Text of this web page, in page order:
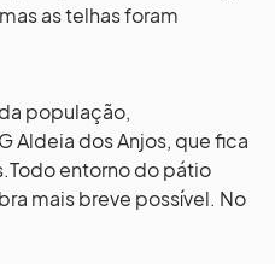
as telhas foram
população,
Aldeia dos Anjos, que fica
entorno do pátio
mais breve possível. No